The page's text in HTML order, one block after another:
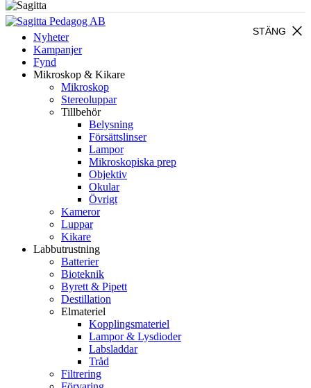
close
STÄNG
Nyheter
Kampanjer
Fynd
Mikroskop & Kikare
Mikroskop
Stereoluppar
Tillbehör
Belysning
Försättslinser
Lampor
Mikroskopiska prep
Objektiv
Okular
Övrigt
Kameror
Luppar
Kikare
Labbutrustning
Batterier
Bioteknik
Byrett & Pipett
Destillation
Elmateriel
Kopplingsmateriel
Lampor & Lysdioder
Labsladdar
Tråd
Filtrering